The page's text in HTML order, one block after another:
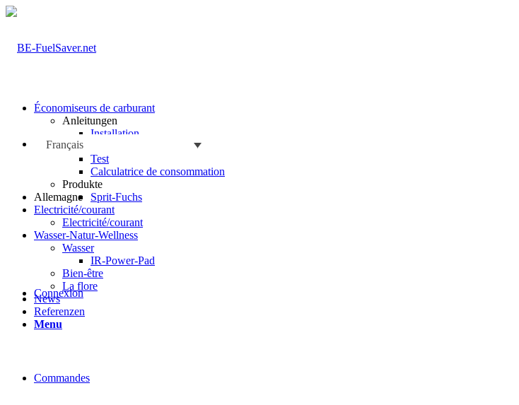
Français
Allemagne
Connexion
Commandes
Économiseurs de carburant
Anleitungen
Installation
Test
Calculatrice de consommation
Produkte
Sprit-Fuchs
Electricité/courant
Electricité/courant
Wasser-Natur-Wellness
Wasser
IR-Power-Pad
Bien-être
La flore
News
Referenzen
Menu